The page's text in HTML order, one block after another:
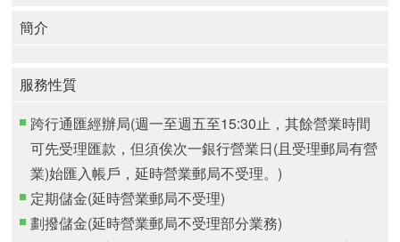
簡介
服務性質
跨行通匯經辦局(週一至週五至15:30止，其餘營業時間
可先受理匯款，但須俟次一銀行營業日(且受理郵局有營
業)始匯入帳戶，延時營業郵局不受理。)
定期儲金(延時營業郵局不受理)
劃撥儲金(延時營業郵局不受理部分業務)